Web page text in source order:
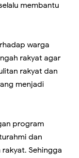
membantu
warga
rakyat agar
rakyat dan
menjadi
program
dan
Sehingga